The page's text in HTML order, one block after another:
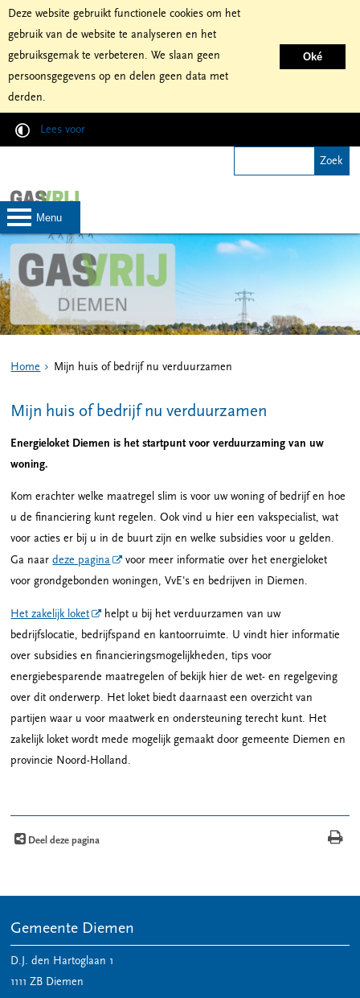
Deze website gebruikt functionele cookies om het
gebruik van de website te analyseren en het
gebruiksgemak te verbeteren. We slaan geen
persoonsgegevens op en delen geen data met
derden.
Oké
Lees voor
menu
Home Mijn huis of bedrijf nu verduurzamen
Mijn huis of bedrijf nu verduurzamen
Energieloket Diemen is het startpunt voor verduurzaming van uw
woning.
Kom erachter welke maatregel slim is voor uw woning of bedrijf en hoe
u de financiering kunt regelen. Ook vind u hier een vakspecialist, wat
voor acties er bij u in de buurt zijn en welke subsidies voor u gelden.
Ga naardeze pagina
voor meer informatie over het energieloket
voor grondgebonden woningen, VvE's en bedrijven in Diemen.
Het zakelijk loket
helpt u bij het verduurzamen van uw
bedrijfslocatie, bedrijfspand en kantoorruimte. U vindt hier informatie
over subsidies en financieringsmogelijkheden, tips voor
energiebesparende maatregelen of bekijk hier de wet- en regelgeving
over dit onderwerp. Het loket biedt daarnaast een overzicht van
partijen waar u voor maatwerk en ondersteuning terecht kunt. Het
zakelijk loket wordt mede mogelijk gemaakt door gemeente Diemen en
provincie Noord-Holland.
Deel deze pagina
Gemeente Diemen
D.J. den Hartoglaan 1
1111 ZB Diemen